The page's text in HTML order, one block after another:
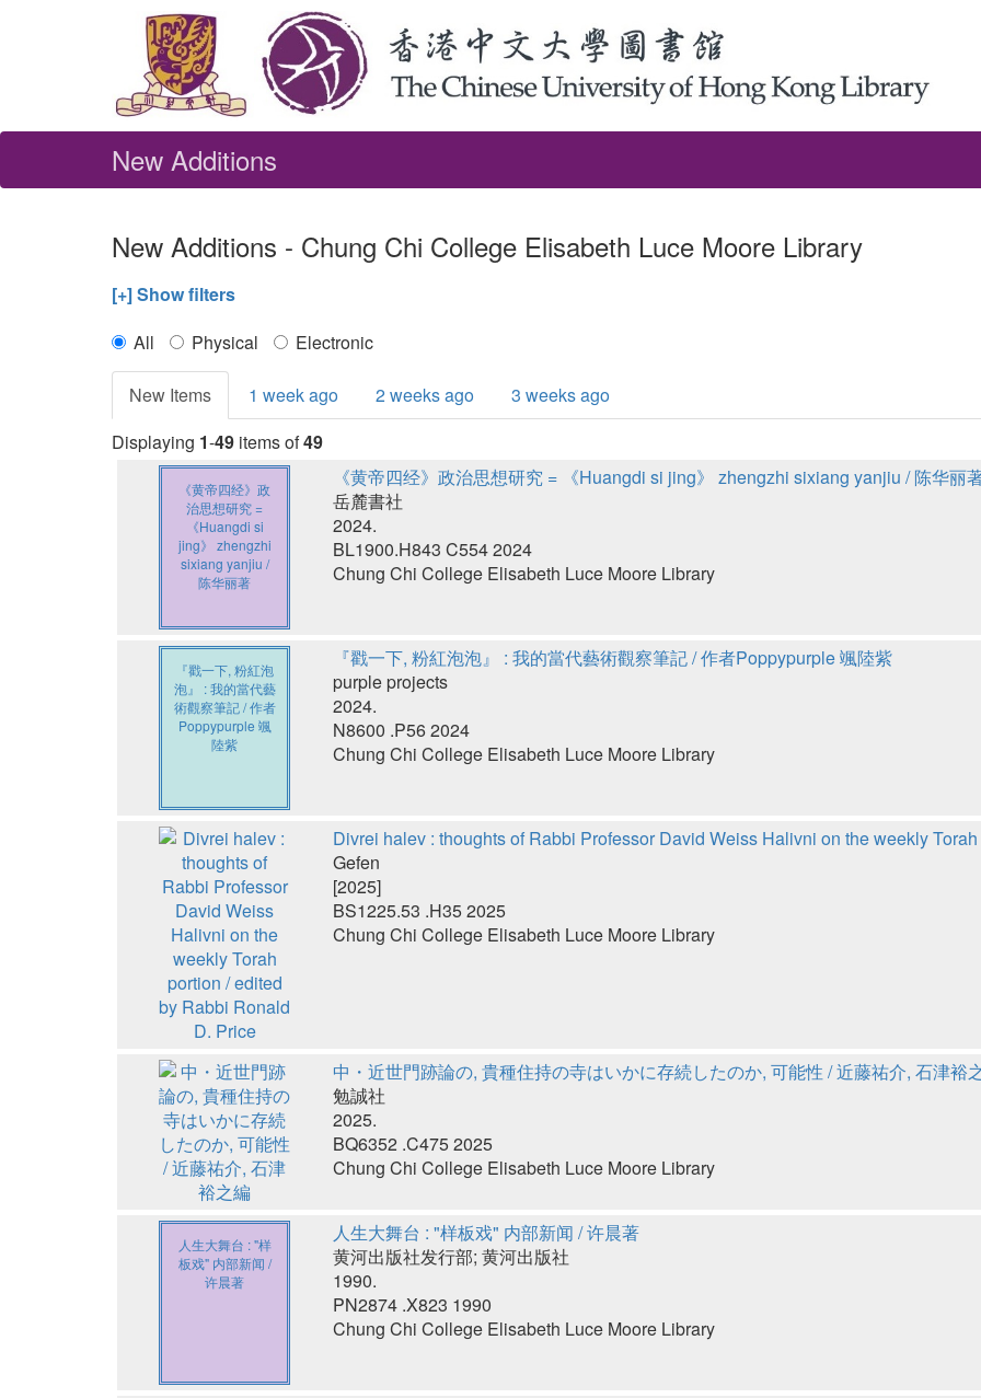
New Additions
New Additions - Chung Chi College Elisabeth Luce Moore Library
[+] Show filters
All
Physical Electronic
New Items 1 week ago 2 weeks ago
3 weeks ago
Displaying 1-49 items of49
《黄帝四经》政
治思想研究 =
《Huangdi si
jing》 zhengzhi
sixiang yanjiu /
陈华丽著
《黄帝四经》政治思想研究 = 《Huangdi si jing》 zhengzhi sixiang yanjiu / 陈华丽
岳麓書社
2024.
BL1900.H843 C554 2024
Chung Chi College Elisabeth Luce Moore Library
『戳一下, 粉紅泡
泡』 : 我的當代藝
術觀察筆記 / 作者
Poppypurple 颯
陸紫
『戳一下, 粉紅泡泡』 : 我的當代藝術觀察筆記 / 作者Poppypurple 颯陸紫
purple projects
2024.
N8600 .P56 2024
Chung Chi College Elisabeth Luce Moore Library
Divrei halev : thoughts of Rabbi Professor David Weiss Halivni on the weekly
Gefen
[2025]
BS1225.53 .H35 2025
Chung Chi College Elisabeth Luce Moore Library
中・近世門跡論の, 貴種住持の寺はいかに存続したのか, 可能性 / 近藤祐介, 石津裕
勉誠社
2025.
BQ6352 .C475 2025
Chung Chi College Elisabeth Luce Moore Library
人生大舞台 : "样
板戏" 内部新闻 /
许晨著
人生大舞台 : "样板戏" 内部新闻 / 许晨著
黄河出版社发行部; 黄河出版社
1990.
PN2874 .X823 1990
Chung Chi College Elisabeth Luce Moore Library